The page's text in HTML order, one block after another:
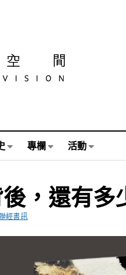
專欄 活動
，還有多
經書訊